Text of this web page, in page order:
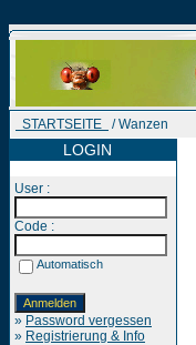
STARTSEITE / Wanzen
LOGIN
User :
Code :
Automatisch
» Password vergessen
» Registrierung & Info